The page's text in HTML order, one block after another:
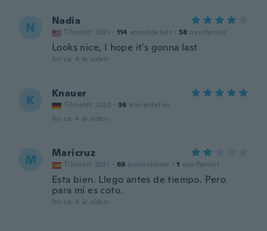
N Nadia
Tilmeldt 2021 · 114 anmeldelser · 58 overførsler
Looks nice, I hope it's gonna last
for ca. 4 år siden
K Knauer
Tilmeldt 2020 · 36 anmeldelser
for ca. 4 år siden
M Maricruz
Tilmeldt 2021 · 69 anmeldelser · 1 overførsler
Esta bien. Llego antes de tiempo. Pero
para mí es coto.
for ca. 4 år siden